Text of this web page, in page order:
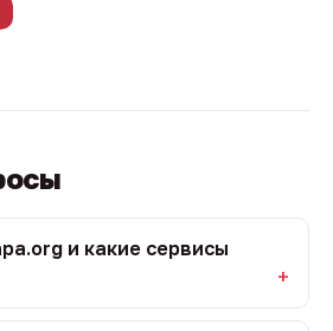
и какие сервисы